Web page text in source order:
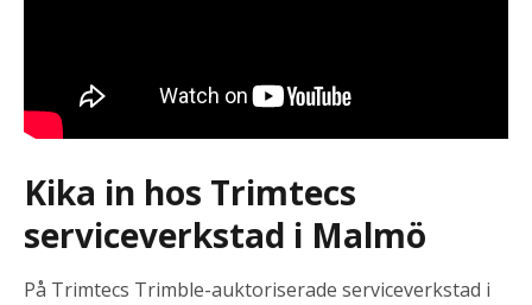
Kika in hos Trimtecs
serviceverkstad i Malmö
På Trimtecs Trimble-auktoriserade serviceverkstad i